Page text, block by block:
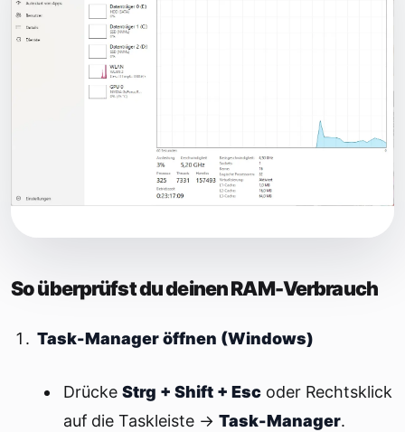
So überprüfst du deinen RAM-Verbrauch
Task-Manager öffnen (Windows)
Drücke Strg + Shift + Escoder Rechtsklick
auf die Taskleiste → Task-Manager.